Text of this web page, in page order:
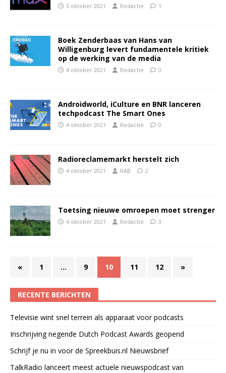
5 oktober 2021 Redactie 1
Boek Zenderbaas van Hans van
Willigenburg levert fundamentele kritiek
op de werking van de media
4 oktober 2021 Redactie 0
Androidworld, iCulture en BNR lanceren
techpodcast The Smart Ones
4 oktober 2021 Redactie 0
Radioreclamemarkt herstelt zich
4 oktober 2021 RAB 2
Toetsing nieuwe omroepen moet strenger
4 oktober 2021 Redactie 3
« 1 … 9 10 11 12 »
RECENTE BERICHTEN
Televisie wint snel terrein als apparaat voor podcasts
Inschrijving negende Dutch Podcast Awards geopend
Schrijf je nu in voor de Spreekbuis.nl Nieuwsbrief
TalkRadio lanceert meest actuele nieuwspodcast van